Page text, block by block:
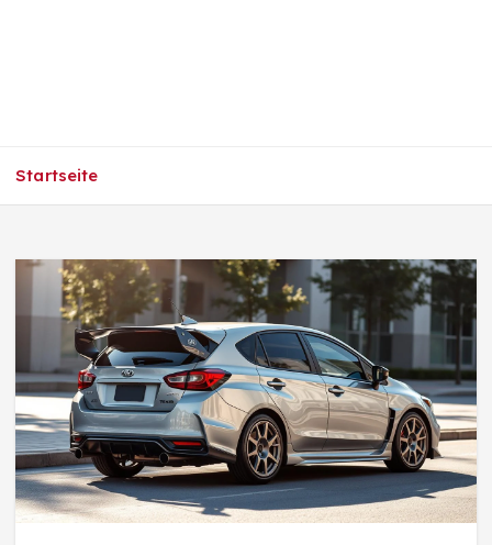
Startseite